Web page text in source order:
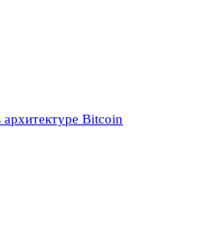
архитектуре Bitcoin